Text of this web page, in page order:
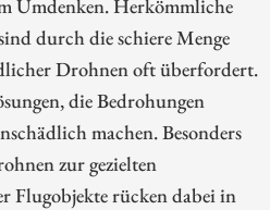
Umdenken. Herkömmliche
durch die schiere Menge
Drohnen oft überfordert.
die Bedrohungen
machen. Besonders
zur gezielten
Flugobjekte rücken dabei in